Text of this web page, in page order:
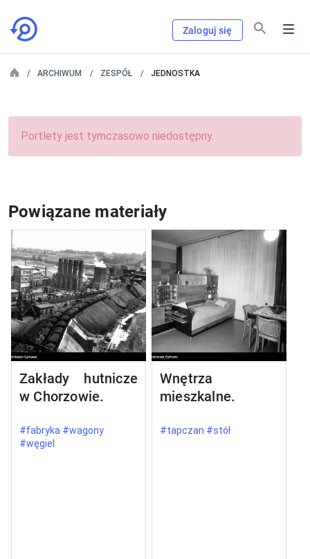
Zaloguj się
ARCHIWUM ZESPÓŁ JEDNOSTKA
Portlety jest tymczasowo niedostępny.
Powiązane materiały
Zakłady hutnicze
w Chorzowie.
#fabryka #wagony
#węgiel
Wnętrza
mieszkalne.
#tapczan #stół